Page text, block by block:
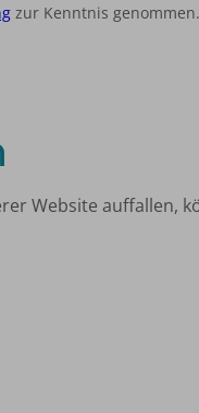
zur Kenntnis genommen.
Website auffallen,